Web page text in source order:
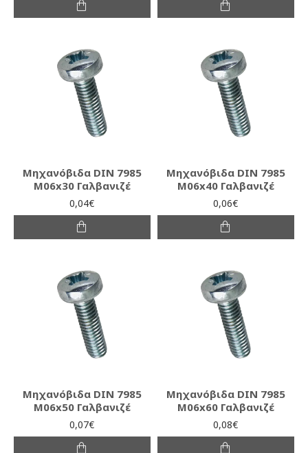
Μηχανόβιδα DIN 7985
M06x30 Γαλβανιζέ
0,04€
Μηχανόβιδα DIN 7985
M06x40 Γαλβανιζέ
0,06€
Μηχανόβιδα DIN 7985
M06x50 Γαλβανιζέ
0,07€
Μηχανόβιδα DIN 7985
M06x60 Γαλβανιζέ
0,08€